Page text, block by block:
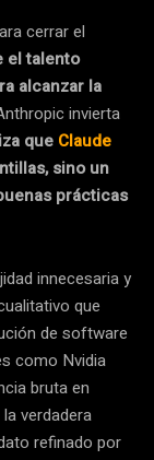
cerrar el
el talento
alcanzar la
invierta
que Claude
sino un
prácticas
innecesaria y
que
de software
como Nvidia
bruta en
verdadera
refinado por